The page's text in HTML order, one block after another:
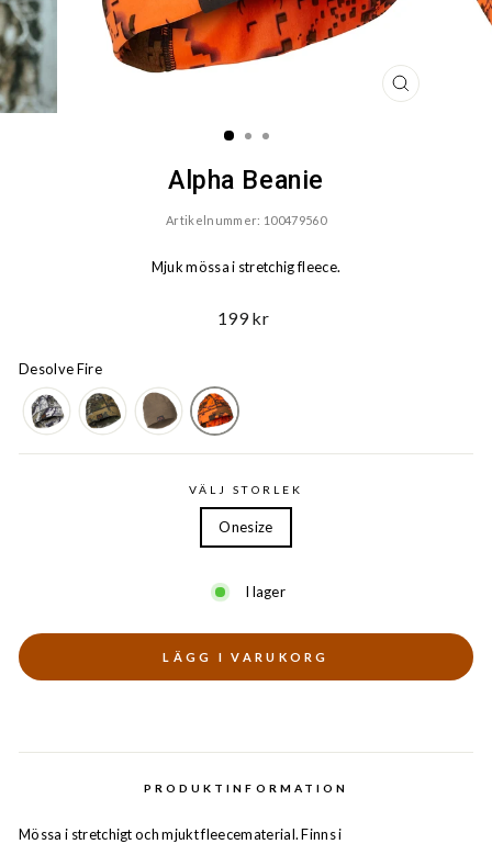
STÄNG
Alpha Beanie
Artikelnummer: 100479560
Mjuk mössa i stretchig fleece.
Ord.
199 kr
Desolve Fire
VÄLJ STORLEK
Onesize
I lager
LÄGG I VARUKORG
PRODUKTINFORMATION
Mössa i stretchigt och mjukt fleecematerial. Finns i